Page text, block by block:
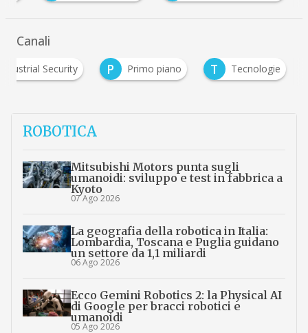
Canali
Security P Primo piano T Tecnologie
ROBOTICA
Mitsubishi Motors punta sugli
umanoidi: sviluppo e test in fabbrica a
Kyoto
07 Ago 2026
La geografia della robotica in Italia:
Lombardia, Toscana e Puglia guidano
un settore da 1,1 miliardi
06 Ago 2026
Ecco Gemini Robotics 2: la Physical AI
di Google per bracci robotici e
umanoidi
05 Ago 2026